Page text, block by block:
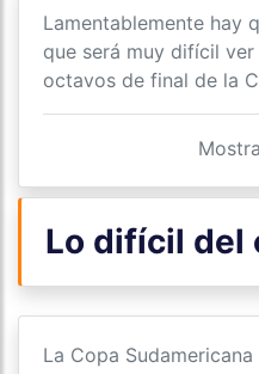
Lamentablemente hay
que será muy difícil
octavos de final de la
sucede desde hace
peruanos pelean por
objetivo que ese lugar
dieciseisavos de la
hace más complicado
Lo difícil del
La Copa